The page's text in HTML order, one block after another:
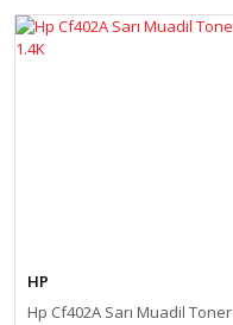
HP
Hp Cf402A Sarı Muadil Toner